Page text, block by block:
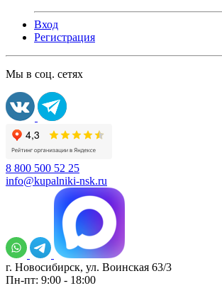
Вход
Регистрация
Мы в соц. сетях
8 800 500 52 25
info@kupalniki-nsk.ru
г. Новосибирск, ул. Воинская 63/3
Пн-пт: 9:00 - 18:00